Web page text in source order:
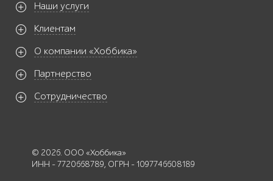
Наши услуги
Клиентам
О компании «Хоббика»
Партнерство
Сотрудничество
© 2026. ООО «Хоббика»
ИНН - 7720668789, ОГРН - 1097746608189